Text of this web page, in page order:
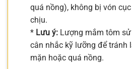
quá nồng), không bị vón
chịu.
* Lưu ý: Lượng mắm tôm
cân nhắc kỹ lưỡng để tránh
mặn hoặc quá nồng.